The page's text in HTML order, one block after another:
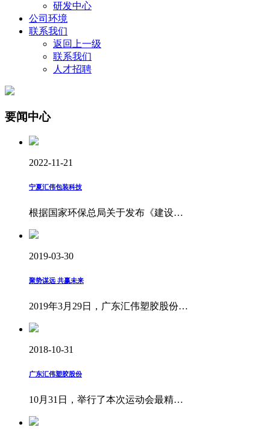
研发中心
公司环境
联系我们
返回上一级
联系我们
人才招聘
要闻中心
2022-11-21
宁夏汇伟包装科技
根据国家环保总局关于发布《建设…
2019-03-30
聚势谋远 共赢未来
2019年3月29日，广东汇伟塑胶股份…
2018-10-31
广东汇伟塑胶股份
10月31日，举行了本次运动会最精…